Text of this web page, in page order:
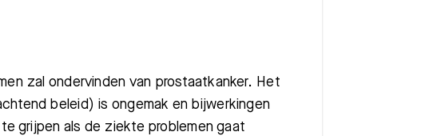
zal ondervinden van prostaatkanker. Het
beleid) is ongemak en bijwerkingen
grijpen als de ziekte problemen gaat